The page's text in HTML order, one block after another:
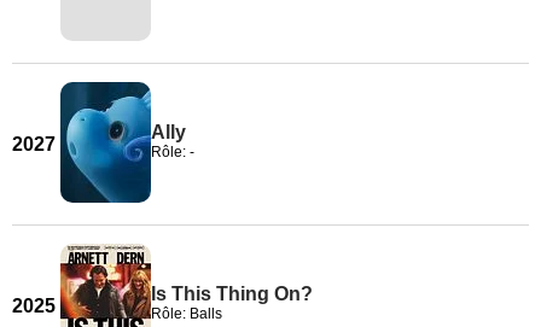
2027
Ally
Rôle: -
2025
Is This Thing On?
Rôle: Balls